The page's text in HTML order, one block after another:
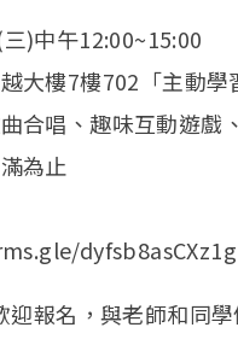
)中午12:00~15:00
大樓7樓702「主動學
合唱、趣味互動遊戲
為止
迎報名，與老師和同